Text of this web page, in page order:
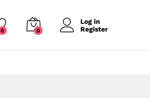
0 0
Log in
Register